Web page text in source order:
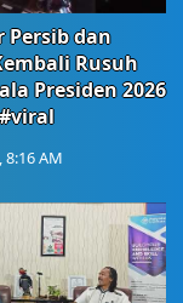
Persib dan
Rusuh
Presiden 2026
8:16 AM